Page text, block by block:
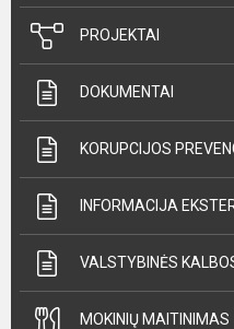
PROJEKTAI
DOKUMENTAI
KORUPCIJOS
INFORMACIJA
VALSTYBINĖS
MOKINIŲ MAITINIMAS